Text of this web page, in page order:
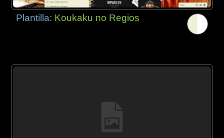
Plantilla: Koukaku no Regios